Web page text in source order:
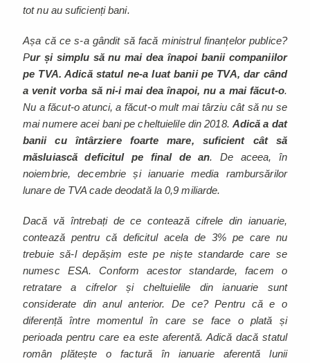
tot nu au suficienți bani.
Așa că ce s-a gândit să facă ministrul finanțelor publice?
Pur și simplu să nu mai dea înapoi banii companiilor
pe TVA. Adică statul ne-a luat banii pe TVA, dar când
a venit vorba să ni-i mai dea înapoi, nu a mai făcut-o.
Nu a făcut-o atunci, a făcut-o mult mai târziu cât să nu se
mai numere acei bani pe cheltuielile din 2018. Adică a dat
banii cu întârziere foarte mare, suficient cât să
măsluiască deficitul pe final de an. De aceea, în
noiembrie, decembrie și ianuarie media rambursărilor
lunare de TVA cade deodată la 0,9 miliarde.
Dacă vă întrebați de ce contează cifrele din ianuarie,
contează pentru că deficitul acela de 3% pe care nu
trebuie să-l depășim este pe niște standarde care se
numesc ESA. Conform acestor standarde, facem o
retratare a cifrelor și cheltuielile din ianuarie sunt
considerate din anul anterior. De ce? Pentru că e o
diferență între momentul în care se face o plată și
perioada pentru care ea este aferentă. Adică dacă statul
român plătește o factură în ianuarie aferentă lunii